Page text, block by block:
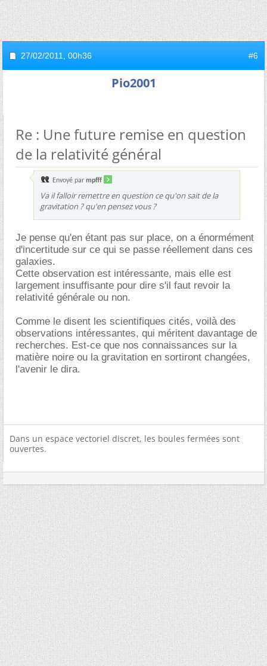
27/02/2011, 00h36 #6
Pio2001
Re : Une future remise en question
de la relativité général
Envoyé par mpfff
Va il falloir remettre en question ce qu'on sait de la
gravitation ? qu'en pensez vous ?
Je pense qu'en étant pas sur place, on a énormément
d'incertitude sur ce qui se passe réellement dans ces
galaxies.
Cette observation est intéressante, mais elle est
largement insuffisante pour dire s'il faut revoir la
relativité générale ou non.
Comme le disent les scientifiques cités, voilà des
observations intéressantes, qui méritent davantage de
recherches. Est-ce que nos connaissances sur la
matière noire ou la gravitation en sortiront changées,
l'avenir le dira.
Dans un espace vectoriel discret, les boules fermées sont
ouvertes.